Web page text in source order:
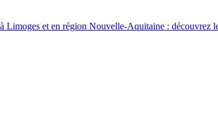
et en région Nouvelle-Aquitaine : découvrez